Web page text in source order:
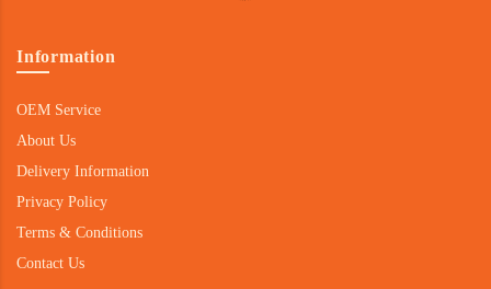
Information
OEM Service
About Us
Delivery Information
Privacy Policy
Terms & Conditions
Contact Us